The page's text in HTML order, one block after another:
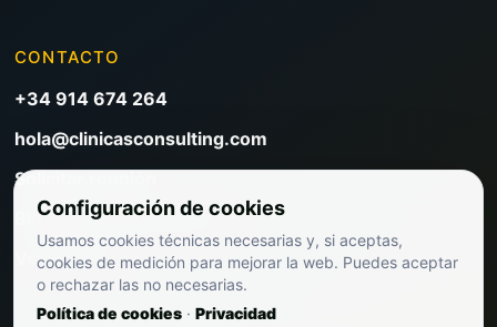
CONTACTO
+34 914 674 264
hola@clinicasconsulting.com
Solicitar reunión
Blog de marketing clínico
Ver precios
Configuración de cookies
Usamos cookies técnicas necesarias y, si aceptas,
cookies de medición para mejorar la web. Puedes aceptar
o rechazar las no necesarias.
Política de cookies · Privacidad